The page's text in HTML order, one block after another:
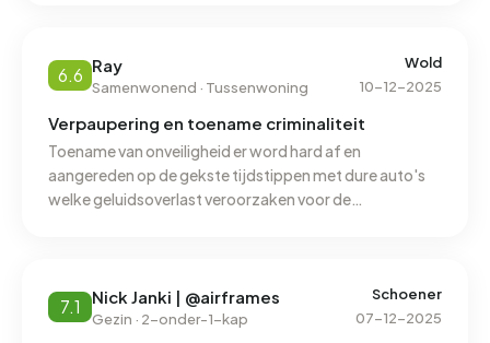
6.6 Ray
Samenwonend · Tussenwoning
Wold
10-12-2025
Verpaupering en toename criminaliteit
Toename van onveiligheid er word hard af en
aangereden op de gekste tijdstippen met dure auto's
welke geluidsoverlast veroorzaken voor de
Daarnaast zijn de wegen, bestrating, en verlichting erg
slecht. En zie ik bij mij in de omgeving een toename van
7.1 Nick Janki | @airframes
Gezin · 2-onder-1-kap
Schoener
07-12-2025